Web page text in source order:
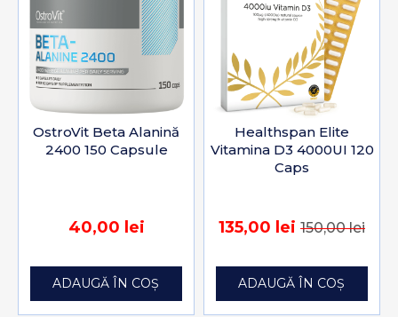
OstroVit Beta Alanină
2400 150 Capsule
40,00 lei
ADAUGĂ ÎN COȘ
Healthspan Elite
Vitamina D3 4000UI 120
Caps
135,00 lei 150,00 lei
ADAUGĂ ÎN COȘ